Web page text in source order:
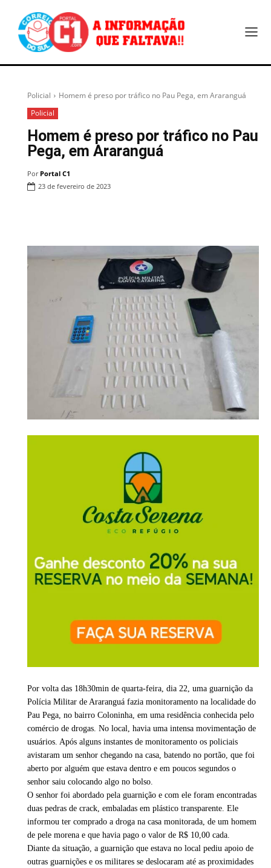
Policial
Homem é preso por tráfico no Pau Pega, em Araranguá
Policial
Homem é preso por tráfico no Pau
Pega, em Araranguá
Por Portal C1
23 de fevereiro de 2023
Por volta das 18h30min de quarta-feira, dia 22, uma guarnição da
Polícia Militar de Araranguá fazia monitoramento na localidade do
Pau Pega, no bairro Coloninha, em uma residência conhecida pelo
comércio de drogas. No local, havia uma intensa movimentação de
usuários. Após alguns instantes de monitoramento os policiais
avistaram um senhor chegando na casa, batendo no portão, que foi
aberto por alguém que estava dentro e em poucos segundos o
senhor saiu colocando algo no bolso.
O senhor foi abordado pela guarnição e com ele foram encontradas
duas pedras de crack, embaladas em plástico transparente. Ele
informou ter comprado a droga na casa monitorada, de um homem
de pele morena e que havia pago o valor de R$ 10,00 cada.
Diante da situação, a guarnição que estava no local pediu apoio de
outras guarnições e os militares se deslocaram até as proximidades